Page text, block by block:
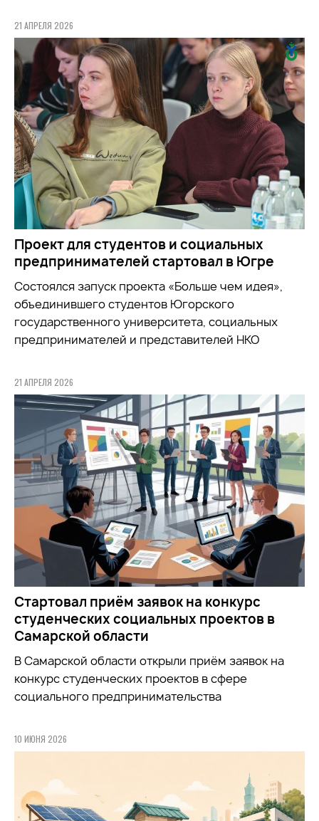
21 АПРЕЛЯ 2026
Проект для студентов и социальных
предпринимателей стартовал в Югре
Состоялся запуск проекта «Больше чем идея»,
объединившего студентов Югорского
государственного университета, социальных
предпринимателей и представителей НКО
21 АПРЕЛЯ 2026
Стартовал приём заявок на конкурс
студенческих социальных проектов в
Самарской области
В Самарской области открыли приём заявок на
конкурс студенческих проектов в сфере
социального предпринимательства
10 ИЮНЯ 2026